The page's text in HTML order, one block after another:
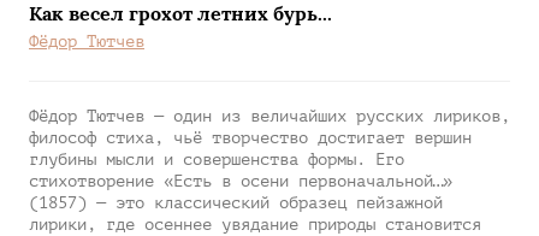
Как весел грохот летних бурь...
Фёдор Тютчев
Фёдор Тютчев — один из величайших русских лириков,
философ стиха, чьё творчество достигает вершин
глубины мысли и совершенства формы. Его
стихотворение «Есть в осени первоначальной…»
(1857) — это классический образец пейзажной
лирики, где осеннее увядание природы становится